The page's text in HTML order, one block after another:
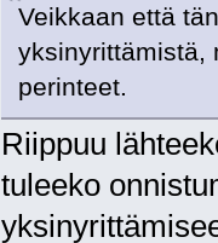
Veikkaan että
yksinyrittämistä,
perinteet.
Riippuu
tuleeko